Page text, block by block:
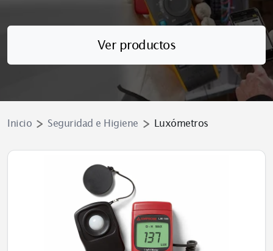
Ver productos
Inicio Seguridad e Higiene Luxómetros